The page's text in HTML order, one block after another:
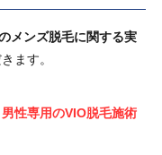
メンズ脱毛に関する実
ます。
男性専用のVIO脱毛施術